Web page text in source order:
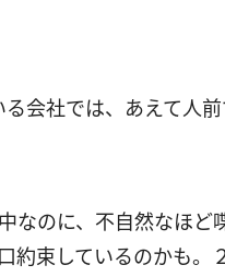
会社では、あえて人
なのに、不自然なほ
約束しているのかも